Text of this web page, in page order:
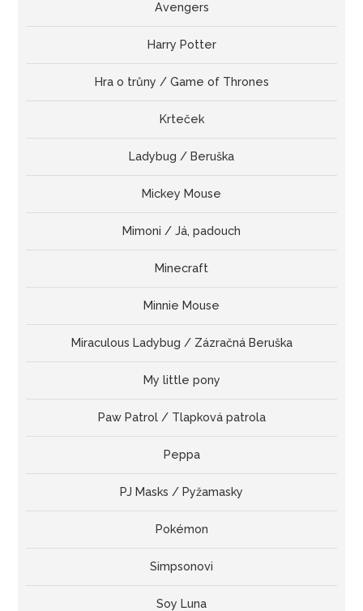
Avengers
Harry Potter
Hra o trůny / Game of Thrones
Krteček
Ladybug / Beruška
Mickey Mouse
Mimoni / Já, padouch
Minecraft
Minnie Mouse
Miraculous Ladybug / Zázračná Beruška
My little pony
Paw Patrol / Tlapková patrola
Peppa
PJ Masks / Pyžamasky
Pokémon
Simpsonovi
Soy Luna